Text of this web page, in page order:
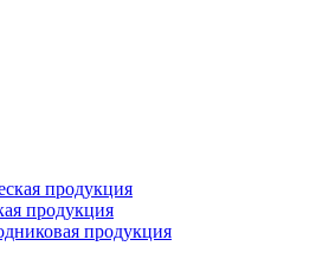
продукция
продукция
продукция